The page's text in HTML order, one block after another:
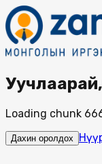
Loading chunk
Дахин оролдох